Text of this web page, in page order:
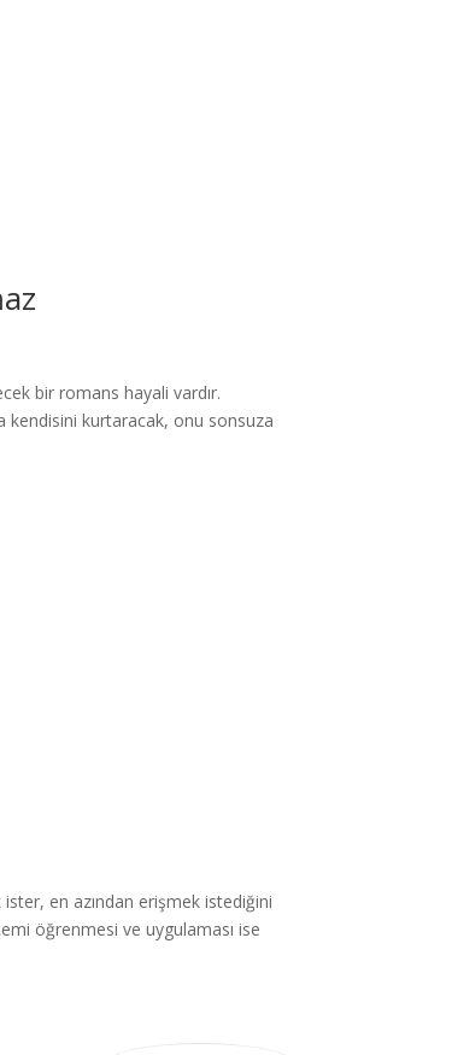
bir romans hayali vardır.
kendisini kurtaracak, onu sonsuza
en azından erişmek istediğini
öğrenmesi ve uygulaması ise